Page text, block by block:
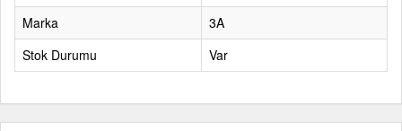
Marka
3A
Stok Durumu
Var